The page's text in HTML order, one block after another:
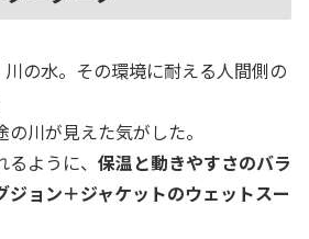
川の水。その環境に耐える人間側の
川が見えた気がした。
ように、 保温と動きやすさのバラ
ジョン＋ジャケットのウェットスー